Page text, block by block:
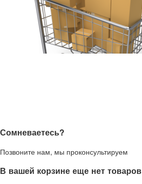
Сомневаетесь?
Позвоните нам, мы проконсультируем
В вашей корзине еще нет товаров